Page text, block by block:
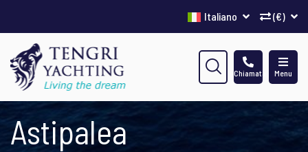
(€)
Italiano
Menu
Chiamata
Astipalea